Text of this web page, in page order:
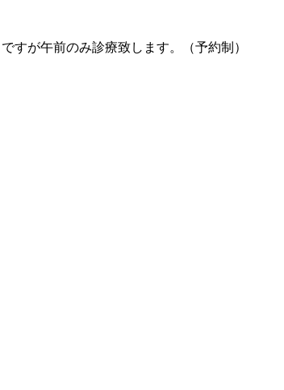
すが午前のみ診療致します。（予約制）